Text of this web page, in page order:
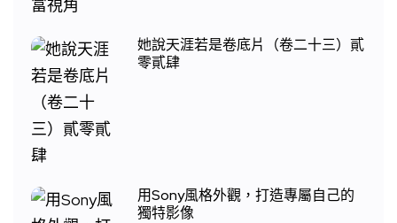
她說天涯若是卷底片（卷二十三）貳
零貳肆
用Sony風格外觀，打造專屬自己的
獨特影像